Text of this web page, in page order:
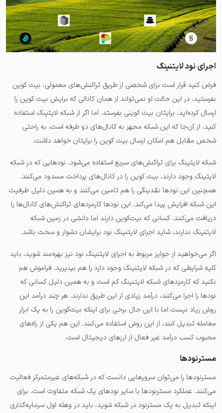
اجرای نود لایتنینگ
فرض کنید قرار است برای شخصی از طریق تراکنش‌های معمولی، بیت کوین
بفرستید، در این حالت او نمی‌تواند از همان کانالی که برایش بیت کوین را
ارسال کرده‌اید، برایتان بیت کوینی بفرستد. اما اگر از شبکه لایتینگ استفاده
کنید، از آن‌جا که این شبکه مجهز به کانال‌های دو طرفه است، به راحتی
شخص مقابل هم امکان ارسال بیت کوین را برایتان خواهد داشت.
شبکه لایتینگ برای تراکنش‌های سریع استفاده می‌شود. نودهایی که در شبکه
لایتینگ وجود دارند، بیت کوین را در کانال‌های پرداخت مسدود می‌کنند.
همچنین این نودها نقدینگی را هم تامین می‌کنند و به همین دلیل ظرفیت
این شبکه افزایش پیدا می‌کند. این نودها کارمزدهای تراکنش‌های کانال‌ها را
دریافت می‌کنند. کسانی که بیت‌کوین دارند اما دانشی در زمین شبکه
لایتنینگ ندارند، شاید اجرای لایتنینگ نود برایشان دشوار و سخت باشد.
اگر می‌خواهید از جوایز مربوط به اجرای لایتنینگ نود نیز بهره‌مند شوید، باید
کلیه شرایطی که در شبکه لایتنینگ وجود دارد را هم بپذیرید. فراموش هم
نکنید که کارمزدهای شبکه لایتنینگ کم است و به همین دلیل کسانی که
نودها را اجرا می‌کنند، درآمد زیادی از این طریق ندارند. هر چند درآمد این
روش زیاد نیست اما با این حال برخی برای اینکه بیت‌کوین را به یک ابزار
معامله تبدیل کنند، از این روش استفاده می‌کنند. این هم یکی از راه‌های
محبوب کسب درآمد غیر فعال از ارزهای دیجیتال است.
مسترنودها
مسترنودها را می‌توان سرورهایی دانست که در شبکه‌های غیرمتمرکز فعالیت
می‌کنند. عملکرد مسترنودها با سایر نودهای یک شبکه متفاوت است. برای
اینکه تبدیل به یک مسترنود در شبکه شوید، باید در وهله اول سرمایه‌گذاری